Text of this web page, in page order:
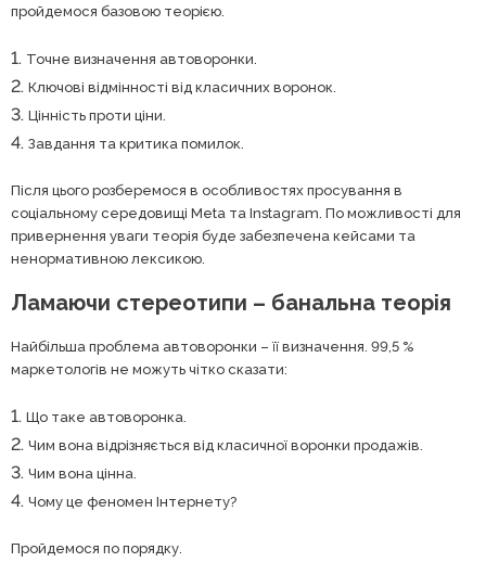
пройдемося базовою теорією.
Точне визначення автоворонки.
Ключові відмінності від класичних воронок.
Цінність проти ціни.
Завдання та критика помилок.
Після цього розберемося в особливостях просування в
соціальному середовищі Meta та Instagram. По можливості для
привернення уваги теорія буде забезпечена кейсами та
ненормативною лексикою.
Ламаючи стереотипи – банальна теорія
Найбільша проблема автоворонки – її визначення. 99,5 %
маркетологів не можуть чітко сказати:
Що таке автоворонка.
Чим вона відрізняється від класичної воронки продажів.
Чим вона цінна.
Чому це феномен Інтернету?
Пройдемося по порядку.